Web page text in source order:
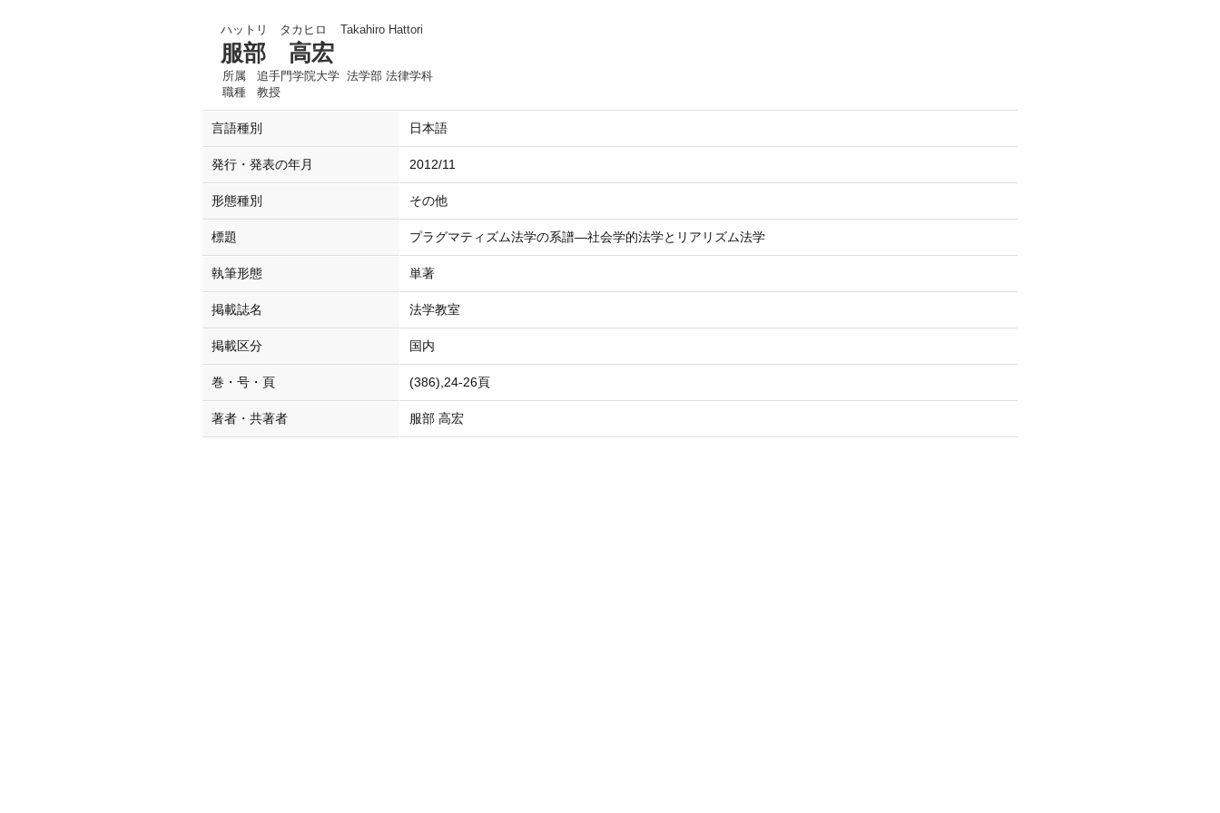
ハットリ タカヒロ Takahiro Hattori
服部 高宏
所属
追手門学院大学 法学部 法律学科
職種
教授
言語種別 日本語
発行・発表の年月 2012/11
形態種別 その他
標題 プラグマティズム法学の系譜―社会学的法学とリアリズム法学
執筆形態 単著
掲載誌名 法学教室
掲載区分 国内
巻・号・頁 (386),24-26頁
著者・共著者 服部 高宏